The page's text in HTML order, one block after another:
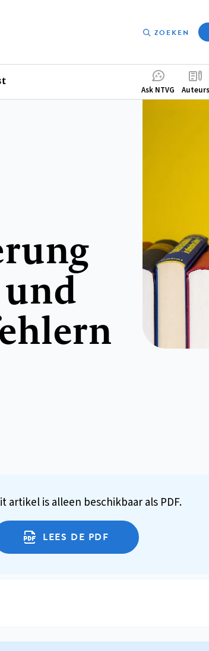
ZOEKEN
Ask NTVG Auteurs
artikel is alleen beschikbaar als PDF.
LEES DE PDF